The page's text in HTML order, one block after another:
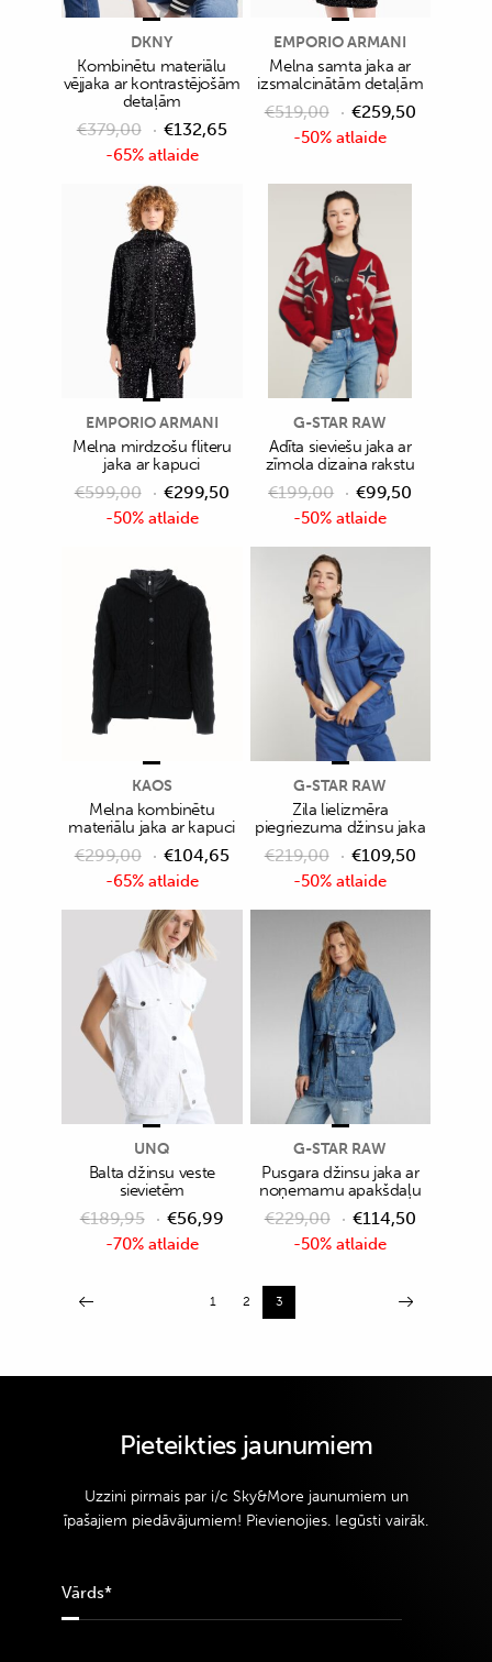
-65% atlaide
DKNY
Kombinētu materiālu
vējjaka ar kontrastējošām
detaļām
€379,00 €132,65 -50% atlaide
EMPORIO ARMANI
Melna samta jaka ar
izsmalcinātām detaļām
€519,00 €259,50
-50% atlaide
EMPORIO ARMANI
Melna mirdzošu fliteru
jaka ar kapuci
€599,00 €299,50
-50% atlaide
G-STAR RAW
Adīta sieviešu jaka ar
zīmola dizaina rakstu
€199,00 €99,50
-65% atlaide
KAOS
Melna kombinētu
materiālu jaka ar kapuci
€299,00 €104,65
-50% atlaide
G-STAR RAW
Zila lielizmēra
piegriezuma džinsu jaka
€219,00 €109,50
-70% atlaide
UNQ
Balta džinsu veste
sievietēm
€189,95 €56,99
-50% atlaide
G-STAR RAW
Pusgara džinsu jaka ar
noņemamu apakšdaļu
€229,00 €114,50
1 2 3
Pieteikties jaunumiem
Uzzini pirmais par i/c Sky&More jaunumiem un
īpašajiem piedāvājumiem! Pievienojies. Iegūsti vairāk.